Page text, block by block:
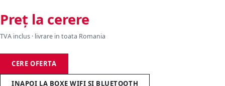
Preț la cerere
TVA inclus · livrare in toata Romania
CERE OFERTA
INAPOI LA BOXE WIFI SI BLUETOOTH